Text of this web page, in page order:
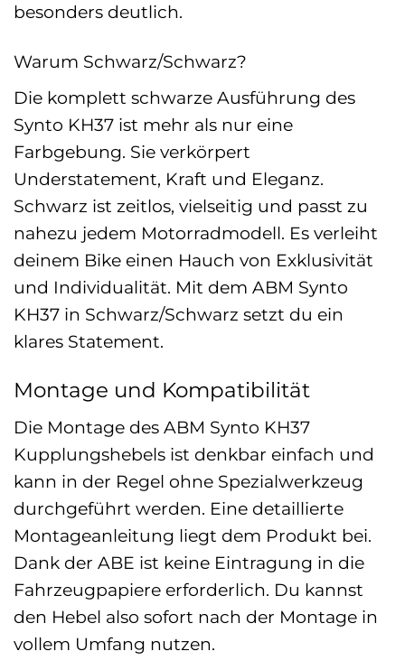
besonders deutlich.
Warum Schwarz/Schwarz?
Die komplett schwarze Ausführung des
Synto KH37 ist mehr als nur eine
Farbgebung. Sie verkörpert
Understatement, Kraft und Eleganz.
Schwarz ist zeitlos, vielseitig und passt zu
nahezu jedem Motorradmodell. Es verleiht
deinem Bike einen Hauch von Exklusivität
und Individualität. Mit dem ABM Synto
KH37 in Schwarz/Schwarz setzt du ein
klares Statement.
Montage und Kompatibilität
Die Montage des ABM Synto KH37
Kupplungshebels ist denkbar einfach und
kann in der Regel ohne Spezialwerkzeug
durchgeführt werden. Eine detaillierte
Montageanleitung liegt dem Produkt bei.
Dank der ABE ist keine Eintragung in die
Fahrzeugpapiere erforderlich. Du kannst
den Hebel also sofort nach der Montage in
vollem Umfang nutzen.